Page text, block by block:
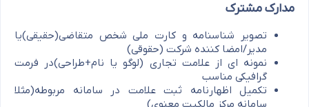
مدارک مشترک
تصویر شناسنامه و کارت ملی شخص متقاضی(حقیقی)یا
مدیر/امضا کننده شرکت (حقوقی)
نمونه ای از علامت تجاری (لوگو یا نام+طراحی)در فرمت
گرافیکی مناسب
تکمیل اظهارنامه ثبت علامت در سامانه مربوطه(مثلا
سامانه مرکز مالکیت معنوی)